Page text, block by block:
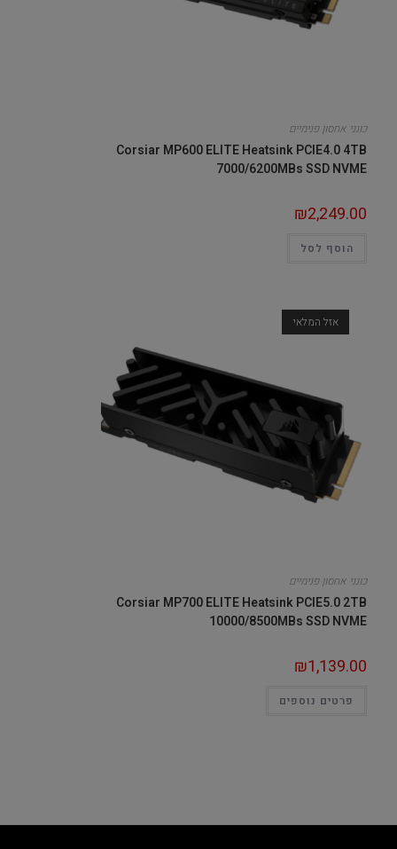
כונני אחסון פנימיים
Corsiar MP600 ELITE Heatsink PCIE4.0 4TB
7000/6200MBs SSD NVME
₪2,249.00
הוסף לסל
אזל המלאי
כונני אחסון פנימיים
Corsiar MP700 ELITE Heatsink PCIE5.0 2TB
10000/8500MBs SSD NVME
₪1,139.00
פרטים נוספים